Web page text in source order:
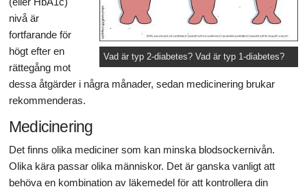
Vad är typ 2-diabetes? Vad är typ 1-diabetes?
nivå är
fortfarande för
högt efter en
rättegång mot
dessa åtgärder i några månader, sedan medicinering brukar
rekommenderas.
Medicinering
Det finns olika mediciner som kan minska blodsockernivån.
Olika kära passar olika människor. Det är ganska vanligt att
behöva en kombination av läkemedel för att kontrollera din